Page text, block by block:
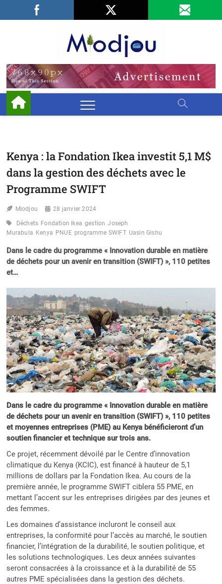
Facebook
LinkedIn
Kenya : la Fondation Ikea investit 5,1 M$
dans la gestion des déchets avec le
Programme SWIFT
Miodjou 28 janvier 2024
Déchets Fondation Ikea gestion Joseph
Murabula Kenya PNUE programme SWIFT Uasin Gishu
Dans le cadre du programme « Innovation durable en matière
de déchets pour un avenir en transition (SWIFT) », 110 petites
et…
Dans le cadre du programme « Innovation durable en matière
de déchets pour un avenir en transition (SWIFT) », 110 petites
et moyennes entreprises (PME) au Kenya bénéficieront d’un
soutien financier et technique sur trois ans.
Ce projet, récemment dévoilé par le Centre d’innovation
climatique du Kenya (KCIC), est financé à hauteur de 5,1
millions de dollars par la Fondation Ikea. Au cours de la
première année, le programme SWIFT ciblera 55 PME, en
mettant l’accent sur les entreprises dirigées par des jeunes et
des femmes.
Les domaines d’assistance incluront le conseil aux
entreprises, la conformité pour l’accès au marché, le soutien
financier, l’intégration de la durabilité, le soutien politique, et
les solutions technologiques. Les deux années suivantes
seront consacrées à la croissance et à la durabilité de 55
autres PME spécialisées dans la gestion des déchets.